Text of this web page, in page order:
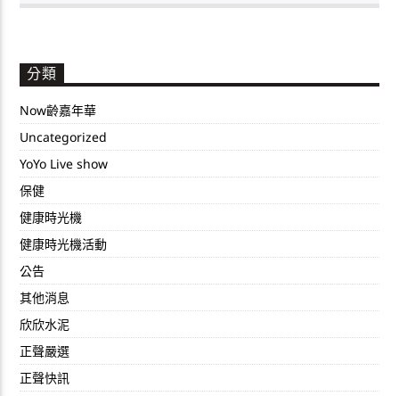
分類
Now齡嘉年華
Uncategorized
YoYo Live show
保健
健康時光機
健康時光機活動
公告
其他消息
欣欣水泥
正聲嚴選
正聲快訊